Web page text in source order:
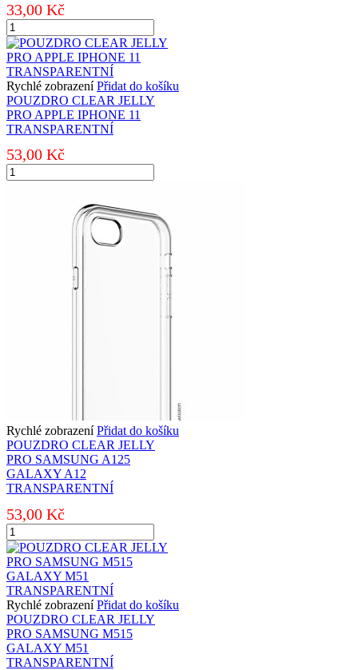
33,00 Kč
POUZDRO
CLEAR
JELLY
PRO
VIVO
Y70
TRANSPARENTNÍ
množství
Rychlé zobrazení Přidat do košíku
POUZDRO CLEAR JELLY
PRO APPLE IPHONE 11
TRANSPARENTNÍ
53,00 Kč
POUZDRO
CLEAR
TRANSPARENTNÍ
Rychlé zobrazení Přidat do košíku
POUZDRO CLEAR JELLY
PRO SAMSUNG A125
GALAXY A12
TRANSPARENTNÍ
53,00 Kč
POUZDRO
CLEAR
JELLY
PRO
SAMSUNG
A125
GALAXY
A12
TRANSPARENTNÍ
množství
Rychlé zobrazení Přidat do košíku
POUZDRO CLEAR JELLY
PRO SAMSUNG M515
GALAXY M51
TRANSPARENTNÍ